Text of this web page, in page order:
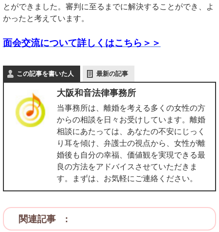
とができました。審判に至るまでに解決することができ、よ
かったと考えています。
面会交流について詳しくはこちら＞＞
この記事を書いた人 最新の記事
大阪和音法律事務所
当事務所は、離婚を考える多くの女性の方
からの相談を日々お受けしています。離婚
相談にあたっては、あなたの不安にじっく
り耳を傾け、弁護士の視点から、女性が離
婚後も自分の幸福、価値観を実現できる最
良の方法をアドバイスさせていただきま
す。まずは、お気軽にご連絡ください。
関連記事 :